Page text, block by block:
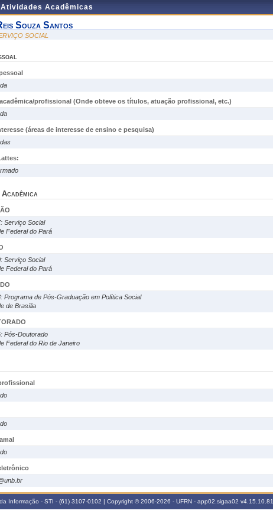
Acadêmicas
Souza Santos
SOCIAL
profissional (Onde obteve os títulos, atuação profissional, etc.)
(áreas de interesse de ensino e pesquisa)
Serviço Social
Federal do Pará
Serviço Social
Federal do Pará
Programa de Pós-Graduação em Política Social
de Brasília
Pós-Doutorado
Federal do Rio de Janeiro
Informação - STI - (61) 3107-0102 | Copyright © 2006-2026 - UFRN - app02.sigaa02 v4.15.10.81